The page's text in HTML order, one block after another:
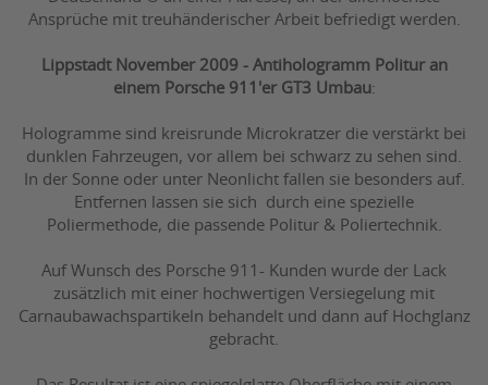
Ansprüche mit treuhänderischer Arbeit befriedigt werden.
Lippstadt November 2009 - Antihologramm Politur an
einem Porsche 911'er GT3 Umbau:
Hologramme sind kreisrunde Microkratzer die verstärkt bei
dunklen Fahrzeugen, vor allem bei schwarz zu sehen sind.
In der Sonne oder unter Neonlicht fallen sie besonders auf.
Entfernen lassen sie sich durch eine spezielle
Poliermethode, die passende Politur & Poliertechnik.
Auf Wunsch des Porsche 911- Kunden wurde der Lack
zusätzlich mit einer hochwertigen Versiegelung mit
Carnaubawachspartikeln behandelt und dann auf Hochglanz
gebracht.